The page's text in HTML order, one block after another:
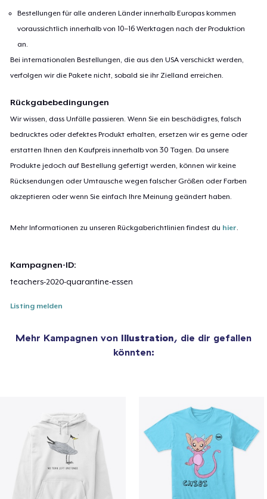
Bestellungen für alle anderen Länder innerhalb Europas kommen
voraussichtlich innerhalb von 10–16 Werktagen nach der Produktion
an.
Bei internationalen Bestellungen, die aus den USA verschickt werden,
verfolgen wir die Pakete nicht, sobald sie ihr Zielland erreichen.
Rückgabebedingungen
Wir wissen, dass Unfälle passieren. Wenn Sie ein beschädigtes, falsch
bedrucktes oder defektes Produkt erhalten, ersetzen wir es gerne oder
erstatten Ihnen den Kaufpreis innerhalb von 30 Tagen. Da unsere
Produkte jedoch auf Bestellung gefertigt werden, können wir keine
Rücksendungen oder Umtausche wegen falscher Größen oder Farben
akzeptieren oder wenn Sie einfach Ihre Meinung geändert haben.
Mehr Informationen zu unseren Rückgaberichtlinien findest du hier.
Kampagnen-ID:
teachers-2020-quarantine-essen
Listing melden
Mehr Kampagnen von Illustration, die dir gefallen
könnten: